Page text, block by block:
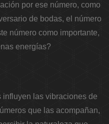
por ese número, como
de bodas, el número
número como importante,
energías?
influyen las vibraciones de
que las acompañan,